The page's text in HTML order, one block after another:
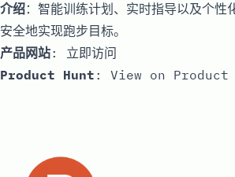
介绍：智能训练计划、实时指导以及个性
安全地实现跑步目标。
产品网站: 立即访问
Product Hunt : View on Product